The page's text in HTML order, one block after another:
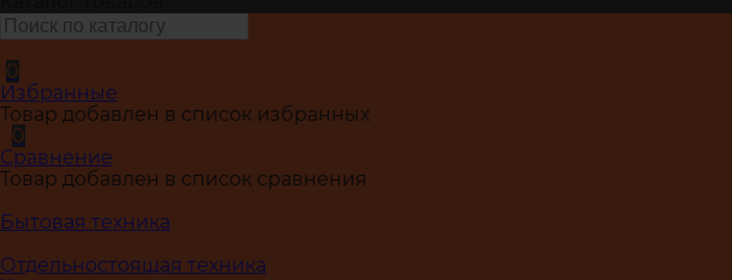
0
Избранные
Товар добавлен в список избранных
0
Сравнение
Товар добавлен в список сравнения
Бытовая техника
Отдельностоящая техника